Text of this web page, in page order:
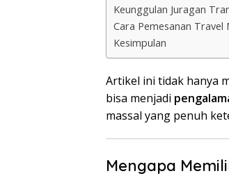
Keunggulan Juragan
Cara Pemesanan Travel
Kesimpulan
Artikel ini tidak hanya
bisa menjadi
massal yang penuh
Mengapa